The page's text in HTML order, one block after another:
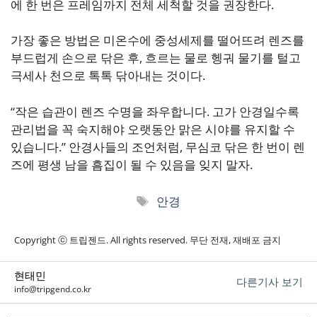
에 한 번은 프레임까지 전체 세척할 것을 권장한다.
가장 좋은 방법은 미온수에 중성세제를 떨어뜨려 렌즈를
부드럽게 손으로 닦은 후, 흐르는 물로 헹궈 물기를 털고
극세사 천으로 톡톡 닦아내는 것이다.
“작은 습관이 렌즈 수명을 좌우합니다. 고가 안경일수록
관리법을 꼭 숙지해야 오랫동안 맑은 시야를 유지할 수
있습니다.” 안경사들의 조언처럼, 무심코 닦은 한 번이 렌
즈에 평생 남을 흠집이 될 수 있음을 잊지 말자.
태
안경
Copyright ⓒ 트립젠드. All rights reserved. 무단 전재, 재배포 금지
현태민
info@tripgend.co.kr
다른기사 보기